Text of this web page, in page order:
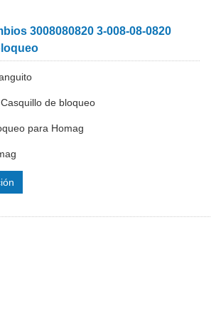
3008080820 3-008-08-0820
de bloqueo
para Homag